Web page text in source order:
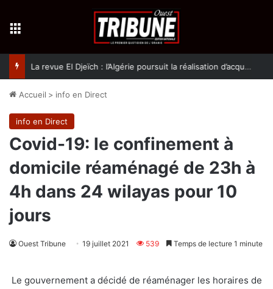
La revue El Djeïch : l’Algérie poursuit la réalisation d’acquis qualitatifs et historiques dans un climat de sécurité et de stabilité
Accueil > info en Direct
info en Direct
Covid-19: le confinement à
domicile réaménagé de 23h à
4h dans 24 wilayas pour 10
jours
Ouest Tribune 19 juillet 2021 539 Temps de lecture 1 minute
Le gouvernement a décidé de réaménager les horaires de